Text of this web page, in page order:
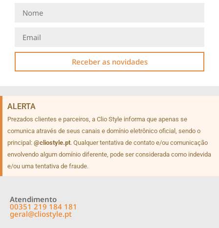
Receber as novidades
ALERTA
Prezados clientes e parceiros, a Clio Style informa que apenas se
comunica através de seus canais e domínio eletrônico oficial, sendo o
principal: @cliostyle.pt. Qualquer tentativa de contato e/ou comunicação
envolvendo algum domínio diferente, pode ser considerada como indevida
e/ou uma tentativa de fraude.
Atendimento
00351 219 184 181
geral@cliostyle.pt